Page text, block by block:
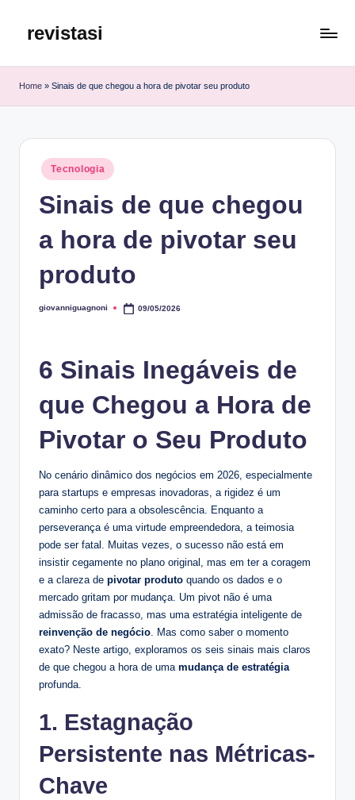
revistasi
conteúdo
internet.
Home » Sinais de que chegou a hora de pivotar seu produto
Posted
in
Tecnologia
Sinais de que chegou
a hora de pivotar seu
produto
Posted
giovanniguagnoni 09/05/2026
6 Sinais Inegáveis de
que Chegou a Hora de
Pivotar o Seu Produto
No cenário dinâmico dos negócios em 2026, especialmente
para startups e empresas inovadoras, a rigidez é um
caminho certo para a obsolescência. Enquanto a
perseverança é uma virtude empreendedora, a teimosia
pode ser fatal. Muitas vezes, o sucesso não está em
insistir cegamente no plano original, mas em ter a coragem
e a clareza de pivotar produto quando os dados e o
mercado gritam por mudança. Um pivot não é uma
admissão de fracasso, mas uma estratégia inteligente de
reinvenção de negócio. Mas como saber o momento
exato? Neste artigo, exploramos os seis sinais mais claros
de que chegou a hora de uma mudança de estratégia
profunda.
1. Estagnação
Persistente nas Métricas-
Chave